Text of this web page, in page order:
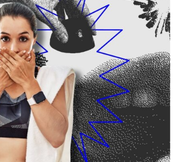
ВІДКРИТЕ
ROOFTOP. EPISODE
Сб 23 Травня
🌳 Аутдор-зони